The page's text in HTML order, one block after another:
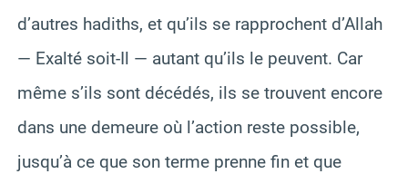
d’autres hadiths, et qu’ils se rapprochent d’Allah
— Exalté soit-Il — autant qu’ils le peuvent. Car
même s’ils sont décédés, ils se trouvent encore
dans une demeure où l’action reste possible,
jusqu’à ce que son terme prenne fin et que